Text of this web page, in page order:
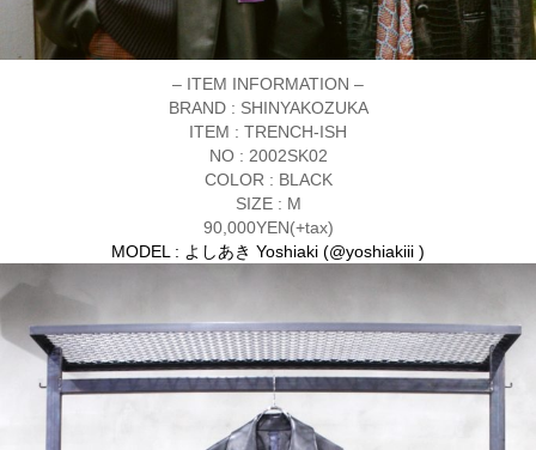
– ITEM INFORMATION –
BRAND : SHINYAKOZUKA
ITEM : TRENCH-ISH
NO : 2002SK02
COLOR : BLACK
SIZE : M
90,000YEN(+tax)
MODEL : よしあき Yoshiaki (@yoshiakiii )